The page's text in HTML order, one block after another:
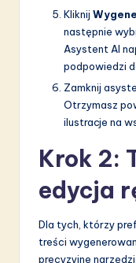
Kliknij
następnie
Asystent AI
podpowiedzi
Zamknij
Otrzymasz
ilustracje na
Krok 2:
edycja
Dla tych, którzy
treści
precyzyjne